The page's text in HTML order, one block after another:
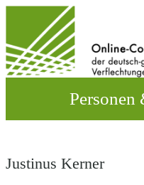
wechseln
Justinus Kerner